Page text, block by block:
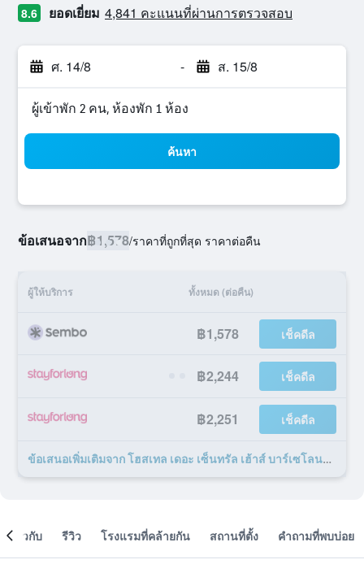
8.6 ยอดเยี่ยม 4,841 คะแนนที่ผ่านการตรวจสอบ
ศ. 14/8 - ส. 15/8
ผู้เข้าพัก 2 คน, ห้องพัก 1 ห้อง
ค้นหา
ข้อเสนอจาก฿1,578/ราคาที่ถูกที่สุด ราคาต่อคืน
ผู้ให้บริการ ทั้งหมด (ต่อคืน)
฿1,578 เช็คดีล
฿2,244 เช็คดีล
฿2,251 เช็คดีล
ข้อเสนอเพิ่มเติมจาก โฮสเทล เดอะ เซ็นทรัล เฮ้าส์ บาร์เซโลนา กราเซีย 14 รายการ
เกี่ยวกับ รีวิว โรงแรมที่คล้ายกัน สถานที่ตั้ง คำถามที่พบบ่อย